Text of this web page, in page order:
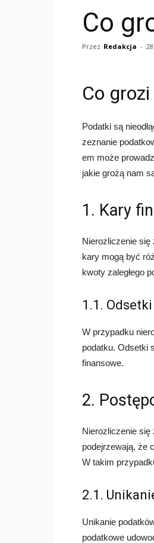
Co
Przez Redakcja -
Co
Podatki są
zeznanie
em może
jakie grożą nam
1. Kary
Nierozliczenie się
kary mogą być
kwoty zaległego
1.1. Odsetki
W przypadku
podatku. Odsetki
finansowe.
2.
Nierozliczenie
podejrzewają, że
W takim
2.1.
Unikanie
podatkowe